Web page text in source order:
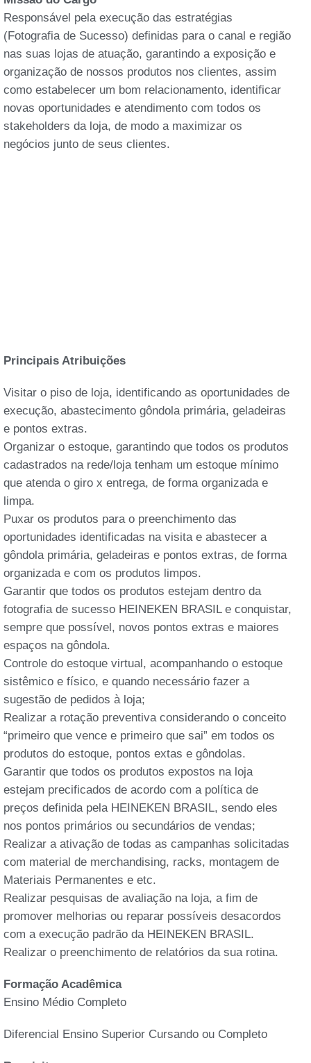
Responsável pela execução das estratégias
(Fotografia de Sucesso) definidas para o canal e região
nas suas lojas de atuação, garantindo a exposição e
organização de nossos produtos nos clientes, assim
como estabelecer um bom relacionamento, identificar
novas oportunidades e atendimento com todos os
stakeholders da loja, de modo a maximizar os
negócios junto de seus clientes.
Principais Atribuições
Visitar o piso de loja, identificando as oportunidades de
execução, abastecimento gôndola primária, geladeiras
e pontos extras.
Organizar o estoque, garantindo que todos os produtos
cadastrados na rede/loja tenham um estoque mínimo
que atenda o giro x entrega, de forma organizada e
limpa.
Puxar os produtos para o preenchimento das
oportunidades identificadas na visita e abastecer a
gôndola primária, geladeiras e pontos extras, de forma
organizada e com os produtos limpos.
Garantir que todos os produtos estejam dentro da
fotografia de sucesso HEINEKEN BRASIL e conquistar,
sempre que possível, novos pontos extras e maiores
espaços na gôndola.
Controle do estoque virtual, acompanhando o estoque
sistêmico e físico, e quando necessário fazer a
sugestão de pedidos à loja;
Realizar a rotação preventiva considerando o conceito
“primeiro que vence e primeiro que sai” em todos os
produtos do estoque, pontos extas e gôndolas.
Garantir que todos os produtos expostos na loja
estejam precificados de acordo com a política de
preços definida pela HEINEKEN BRASIL, sendo eles
nos pontos primários ou secundários de vendas;
Realizar a ativação de todas as campanhas solicitadas
com material de merchandising, racks, montagem de
Materiais Permanentes e etc.
Realizar pesquisas de avaliação na loja, a fim de
promover melhorias ou reparar possíveis desacordos
com a execução padrão da HEINEKEN BRASIL.
Realizar o preenchimento de relatórios da sua rotina.
Formação Acadêmica
Ensino Médio Completo
Diferencial Ensino Superior Cursando ou Completo